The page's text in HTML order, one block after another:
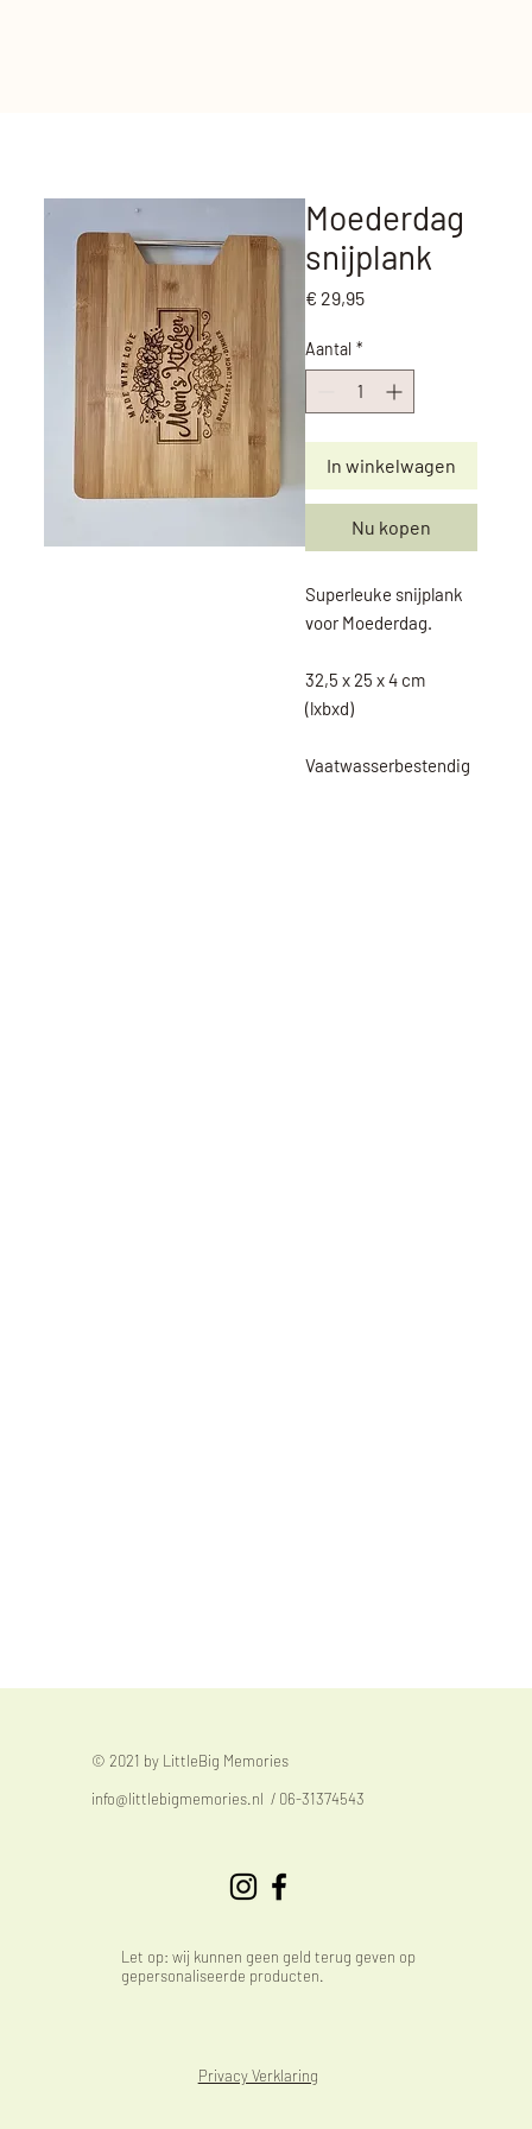
Moederdag
snijplank
€ 29,95Prijs
Aantal *
In winkelwagen
Nu kopen
Superleuke snijplank
voor Moederdag.
32,5 x 25 x 4 cm
(lxbxd)
Vaatwasserbestendig
© 2021 by LittleBig Memories
info@littlebigmemories.nl / 06-31374543
Let op: wij kunnen geen geld terug geven op
gepersonaliseerde producten.
Privacy Verklaring